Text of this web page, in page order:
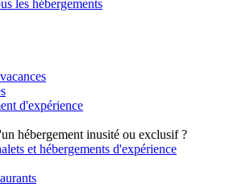
les hébergements
d'expérience
hébergement inusité ou exclusif ?
et hébergements d'expérience